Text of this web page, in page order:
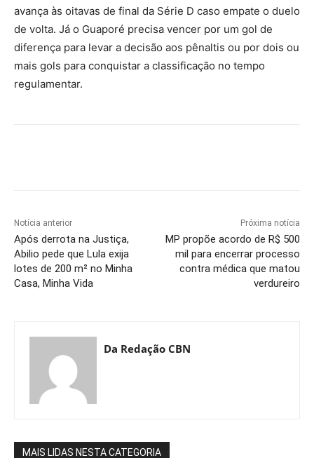
avança às oitavas de final da Série D caso empate o duelo
de volta. Já o Guaporé precisa vencer por um gol de
diferença para levar a decisão aos pênaltis ou por dois ou
mais gols para conquistar a classificação no tempo
regulamentar.
Notícia anterior
Após derrota na Justiça,
Abilio pede que Lula exija
lotes de 200 m² no Minha
Casa, Minha Vida
Próxima notícia
MP propõe acordo de R$ 500
mil para encerrar processo
contra médica que matou
verdureiro
Da Redação CBN
MAIS LIDAS NESTA CATEGORIA